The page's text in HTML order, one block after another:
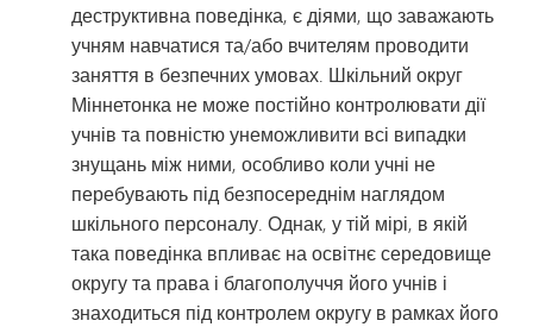
деструктивна поведінка, є діями, що заважають
учням навчатися та/або вчителям проводити
заняття в безпечних умовах. Шкільний округ
Міннетонка не може постійно контролювати дії
учнів та повністю унеможливити всі випадки
знущань між ними, особливо коли учні не
перебувають під безпосереднім наглядом
шкільного персоналу. Однак, у тій мірі, в якій
така поведінка впливає на освітнє середовище
округу та права і благополуччя його учнів і
знаходиться під контролем округу в рамках його